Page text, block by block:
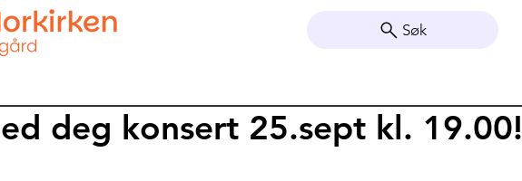
Søk
deg konsert 25.sept kl. 19.00!